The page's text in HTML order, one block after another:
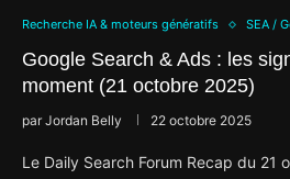
Recherche IA & moteurs génératifs SEA /
Google Search & Ads : les
moment (21 octobre 2025)
parJordan Belly 22 octobre 2025
Le Daily Search Forum Recap du 21